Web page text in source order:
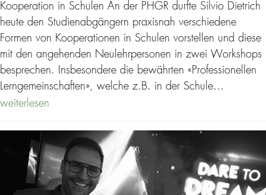
Kooperation in Schulen An der PHGR durfte Silvio Dietrich
heute den Studienabgängern praxisnah verschiedene
Formen von Kooperationen in Schulen vorstellen und diese
mit den angehenden Neulehrpersonen in zwei Workshops
besprechen. Insbesondere die bewährten «Professionellen
Lerngemeinschaften», welche z.B. in der Schule…
weiterlesen